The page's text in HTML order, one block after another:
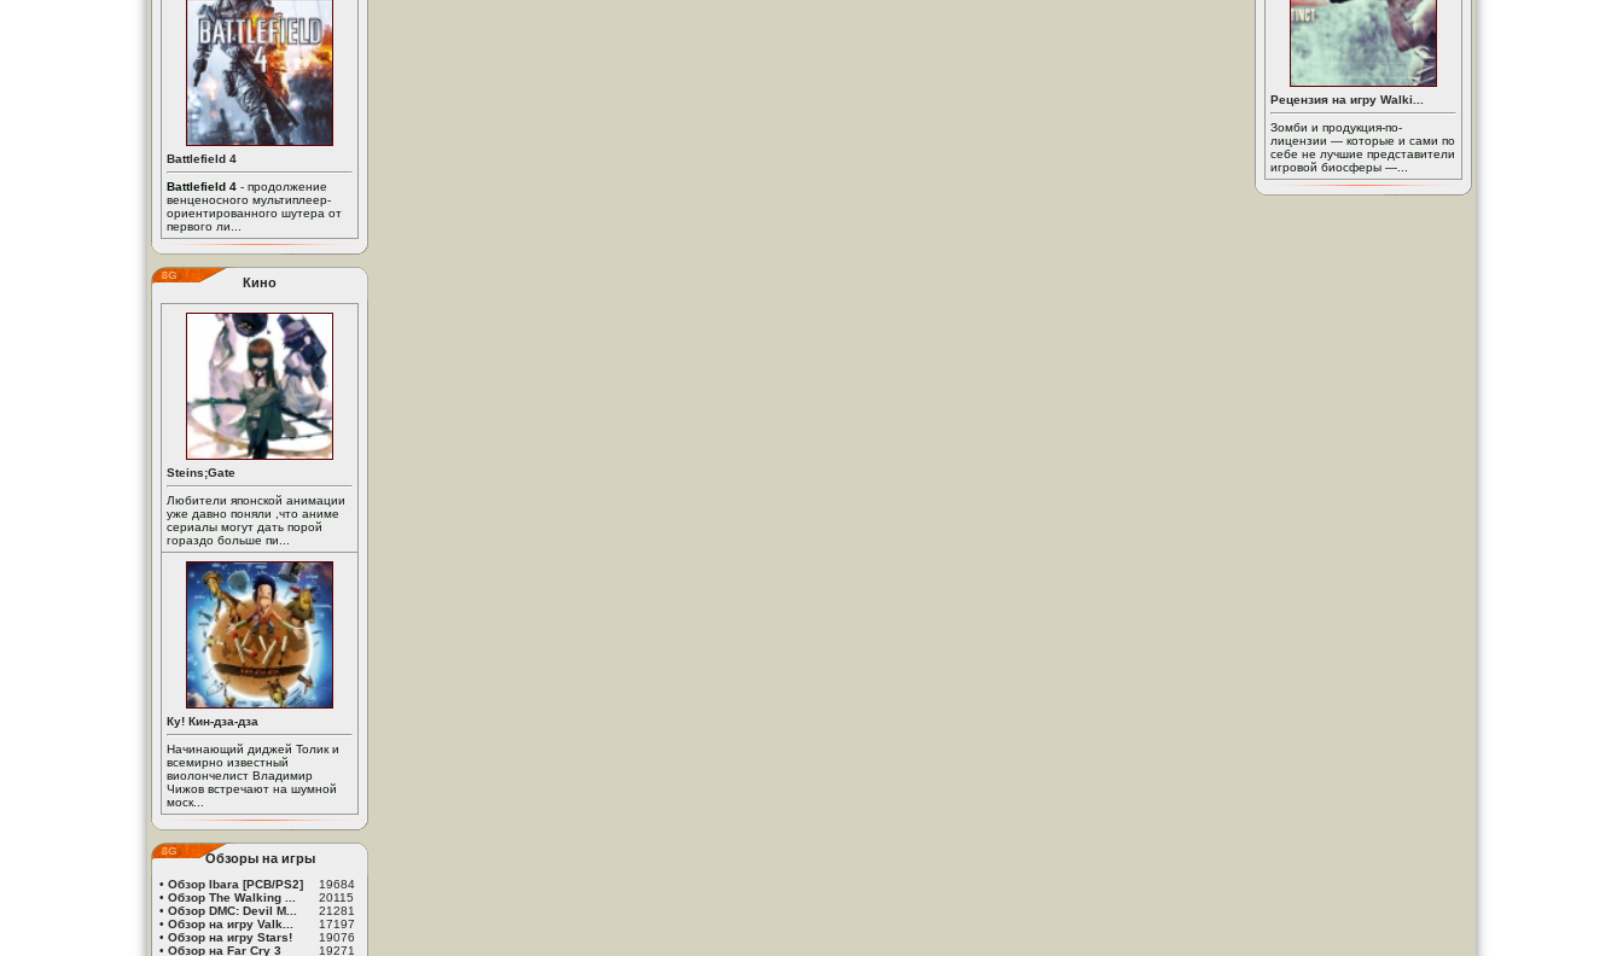
Battlefield 4
Battlefield 4 - продолжение
венценосного мультиплеер-
ориентированного шутера от
первого ли...
Кино
Steins;Gate
Любители японской анимации
уже давно поняли ,что аниме
сериалы могут дать порой
гораздо больше пи...
Ку! Кин-дза-дза
Начинающий диджей Толик и
всемирно известный
виолончелист Владимир
Чижов встречают на шумной
моск...
Обзоры на игры
• Обзор Ibara [PCB/PS2]
19684
• Обзор The Walking ...
20115
• Обзор DMC: Devil M...
21281
• Обзор на игру Valk...
17197
• Обзор на игру Stars!
19076
• Обзор на Far Cry 3 19271
Рецензия на игру Walki...
Зомби и продукция-по-
лицензии — которые и сами по
себе не лучшие представители
игровой биосферы —...